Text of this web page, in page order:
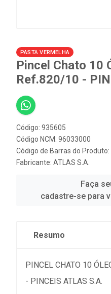
PASTA VERMELHA
Pincel Chato 10
Ref.820/10 -
Código: 935605
Código NCM: 96033000
Código de Barras do
Fabricante: ATLAS S.A.
Faça
cadastre-se para
Resumo
PINCEL CHATO 10
- PINCEIS ATLAS S.A.